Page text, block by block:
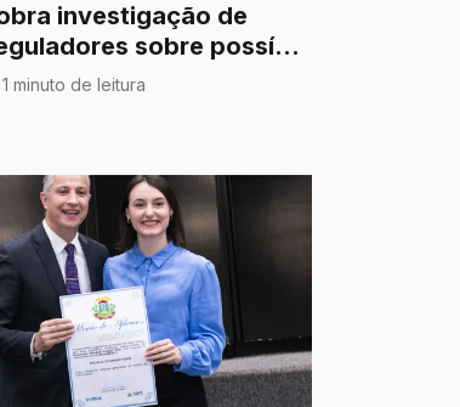
investigação de
sobre possível
desleal da Energisa
para ligações
1 minuto de leitura